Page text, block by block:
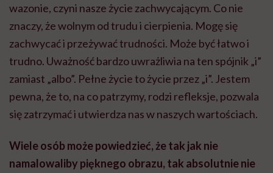
wazonie, czyni nasze życie zachwycającym. Co nie
znaczy, że wolnym od trudu i cierpienia. Mogę się
zachwycać i przeżywać trudności. Może być łatwo i
trudno. Uważność bardzo uwrażliwia na ten spójnik „i”
zamiast „albo”. Pełne życie to życie przez „i”. Jestem
pewna, że to, na co patrzymy, rodzi refleksje, pozwala
się zatrzymać i utwierdza nas w naszych wartościach.
Wiele osób może powiedzieć, że tak jak nie
namalowaliby pięknego obrazu, tak absolutnie nie